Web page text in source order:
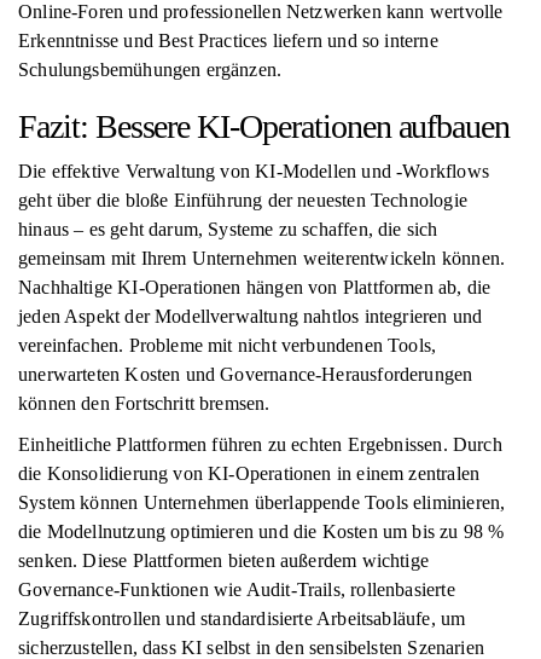
Online-Foren und professionellen Netzwerken kann wertvolle
Erkenntnisse und Best Practices liefern und so interne
Schulungsbemühungen ergänzen.
Fazit: Bessere KI-Operationen aufbauen
Die effektive Verwaltung von KI-Modellen und -Workflows
geht über die bloße Einführung der neuesten Technologie
hinaus – es geht darum, Systeme zu schaffen, die sich
gemeinsam mit Ihrem Unternehmen weiterentwickeln können.
Nachhaltige KI-Operationen hängen von Plattformen ab, die
jeden Aspekt der Modellverwaltung nahtlos integrieren und
vereinfachen. Probleme mit nicht verbundenen Tools,
unerwarteten Kosten und Governance-Herausforderungen
können den Fortschritt bremsen.
Einheitliche Plattformen führen zu echten Ergebnissen. Durch
die Konsolidierung von KI-Operationen in einem zentralen
System können Unternehmen überlappende Tools eliminieren,
die Modellnutzung optimieren und die Kosten um bis zu 98 %
senken. Diese Plattformen bieten außerdem wichtige
Governance-Funktionen wie Audit-Trails, rollenbasierte
Zugriffskontrollen und standardisierte Arbeitsabläufe, um
sicherzustellen, dass KI selbst in den sensibelsten Szenarien